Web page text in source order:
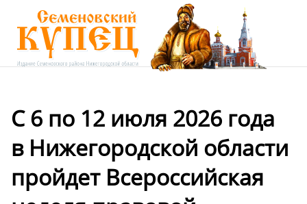
С 6 по 12 июля 2026 года
в Нижегородской области
пройдет Всероссийская